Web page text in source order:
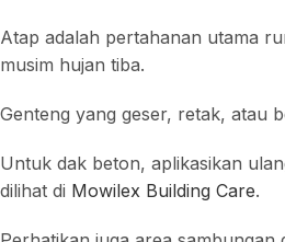
Atap adalah pertahanan utama
musim hujan tiba.
Genteng yang geser, retak, atau
Untuk dak beton, aplikasikan
dilihat di Mowilex Building Care.